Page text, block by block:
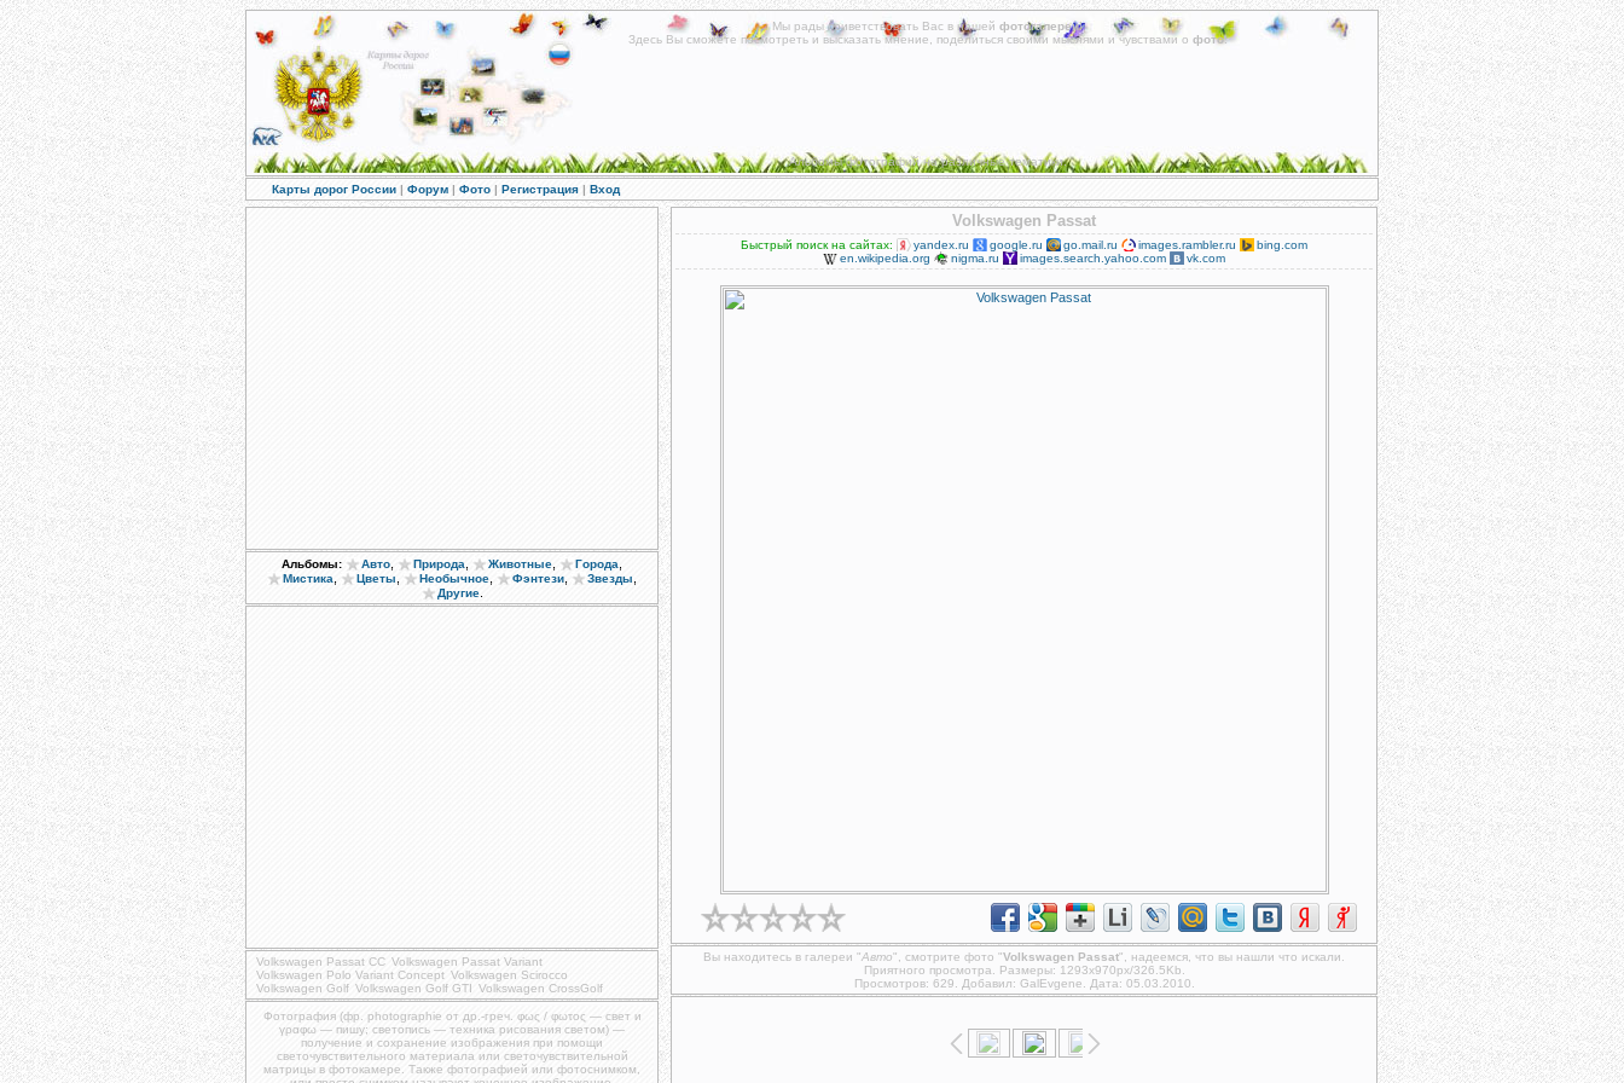
Мы рады приветствовать Вас в нашей фотогалереи!
Здесь Вы сможете посмотреть и высказать мнение, поделиться своими мыслями и чувствами о фото.
Альбомы фотографий на различные тематики.
Карты дорог России | Форум | Фото | Регистрация | Вход
Альбомы: Авто Природа Животные Города
Мистика Цветы Необычное Фэнтези Звезды
Другие.
Volkswagen Passat CC Volkswagen Passat Variant
Volkswagen Polo Variant Concept Volkswagen Scirocco
Volkswagen Golf Volkswagen Golf GTI Volkswagen CrossGolf
Фотография (фр. photographie от др.-греч. φως / φωτος — свет и
γραφω — пишу; светопись — техника рисования светом) —
получение и сохранение изображения при помощи
светочувствительного материала или светочувствительной
матрицы в фотокамере. Также фотографией или фотоснимком,
Volkswagen Passat
Быстрый поиск на сайтах: yandex.ru google.ru go.mail.ru images.rambler.ru
bing.com
en.wikipedia.org
nigma.ru images.search.yahoo.com vk.com
Вы находитесь в галереи "Авто", смотрите фото "Volkswagen Passat", надеемся, что вы нашли что искали.
Приятного просмотра. Размеры: 1293x970px/326.5Kb.
Просмотров: 629. Добавил: GalEvgene . Дата: 05.03.2010.